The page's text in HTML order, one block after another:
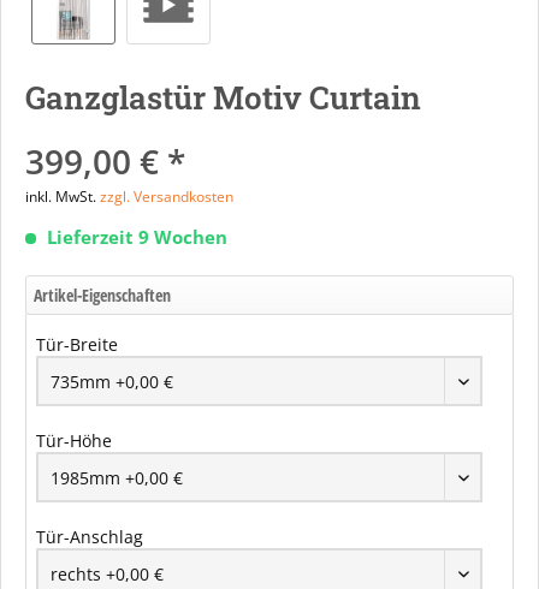
Ganzglastür Motiv Curtain
399,00 € *
inkl. MwSt.zzgl. Versandkosten
Lieferzeit 9 Wochen
Artikel-Eigenschaften
Tür-Breite
Tür-Höhe
Tür-Anschlag